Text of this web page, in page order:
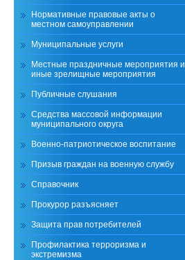
Нормативные правовые акты о
местном самоуправлении
Муниципальные услуги
Местные праздничные мероприятия и
иные зрелищные мероприятия
Публичные слушания
Средства массовой информации
муниципального округа
Военно-патриотическое воспитание
Призыв граждан на военную службу
Справочник
Прокурор разъясняет
Защита прав потребителей
Профилактика терроризма и
экстремизма